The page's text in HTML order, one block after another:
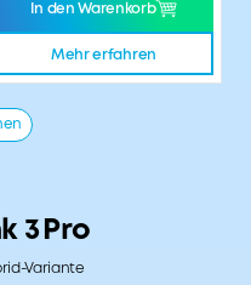
In den Warenkorb
Mehr erfahren
3 Pro
Variante